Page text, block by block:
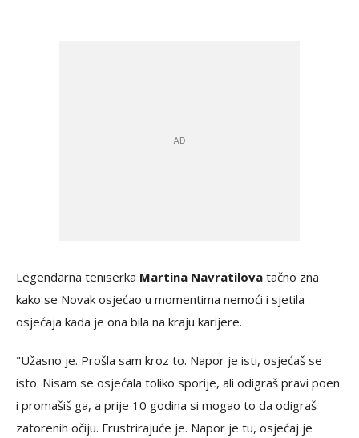
Legendarna teniserka Martina Navratilova tačno zna
kako se Novak osjećao u momentima nemoći i sjetila
osjećaja kada je ona bila na kraju karijere.
"Užasno je. Prošla sam kroz to. Napor je isti, osjećaš se
isto. Nisam se osjećala toliko sporije, ali odigraš pravi poen
i promašiš ga, a prije 10 godina si mogao to da odigraš
zatorenih očiju. Frustrirajuće je. Napor je tu, osjećaj je